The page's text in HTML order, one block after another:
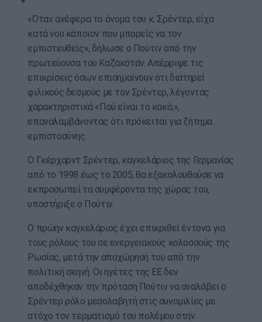
«Όταν ανέφερα το όνομα του κ. Σρέντερ, είχα
κατά νου κάποιον που μπορείς να τον
εμπιστευθείς», δήλωσε ο Πούτιν από την
πρωτεύουσα του Καζακστάν. Απέρριψε τις
επικρίσεις όσων επισημαίνουν ότι διατηρεί
φιλικούς δεσμούς με τον Σρέντερ, λέγοντας
χαρακτηριστικά «Πού είναι το κακό;»,
επαναλαμβάνοντας ότι πρόκειται για ζήτημα
εμπιστοσύνης.
Ο Γκέρχαρντ Σρέντερ, καγκελάριος της Γερμανίας
από το 1998 έως το 2005, θα εξακολουθούσε να
εκπροσωπεί τα συμφέροντα της χώρας του,
υποστήριξε ο Πούτιν.
Ο πρώην καγκελάριος έχει επικριθεί έντονα για
τους ρόλους του σε ενεργειακούς κολοσσούς της
Ρωσίας, μετά την αποχώρησή του από την
πολιτική σκηνή. Οι ηγέτες της ΕΕ δεν
αποδέχθηκαν την πρόταση Πούτιν να αναλάβει ο
Σρέντερ ρόλο μεσολαβητή στις συνομιλίες με
στόχο τον τερματισμό του πολέμου στην